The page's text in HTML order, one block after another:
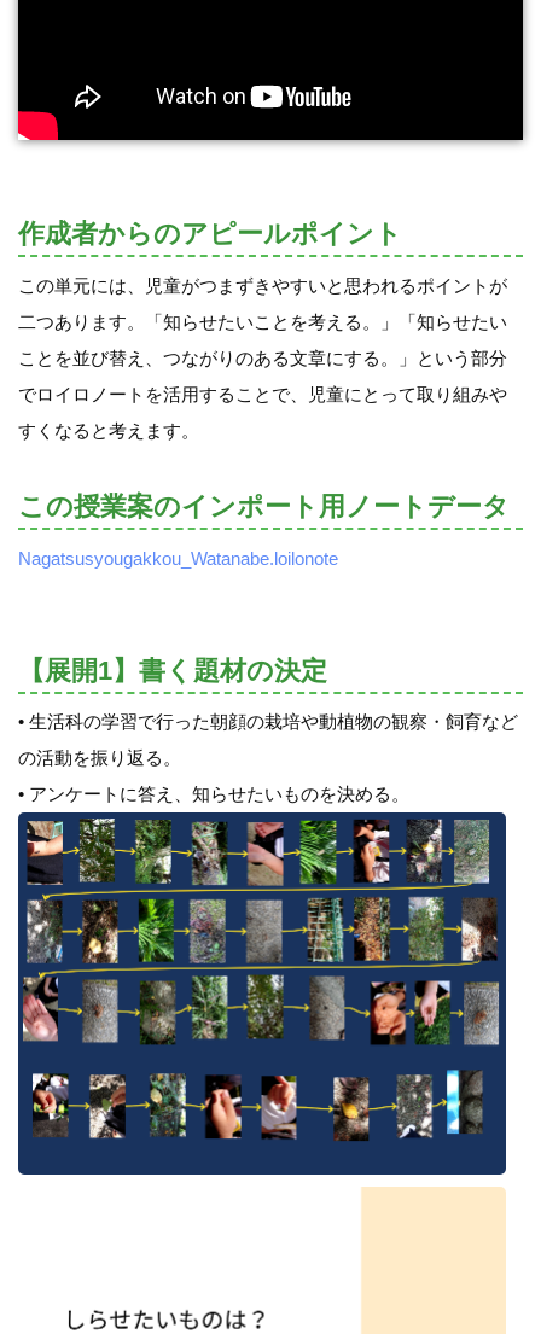
作成者からのアピールポイント
この単元には、児童がつまずきやすいと思われるポイントが
二つあります。「知らせたいことを考える。」「知らせたい
ことを並び替え、つながりのある文章にする。」という部分
でロイロノートを活用することで、児童にとって取り組みや
すくなると考えます。
この授業案のインポート用ノートデータ
Nagatsusyougakkou_Watanabe.loilonote
【展開1】書く題材の決定
• 生活科の学習で行った朝顔の栽培や動植物の観察・飼育など
の活動を振り返る。
• アンケートに答え、知らせたいものを決める。